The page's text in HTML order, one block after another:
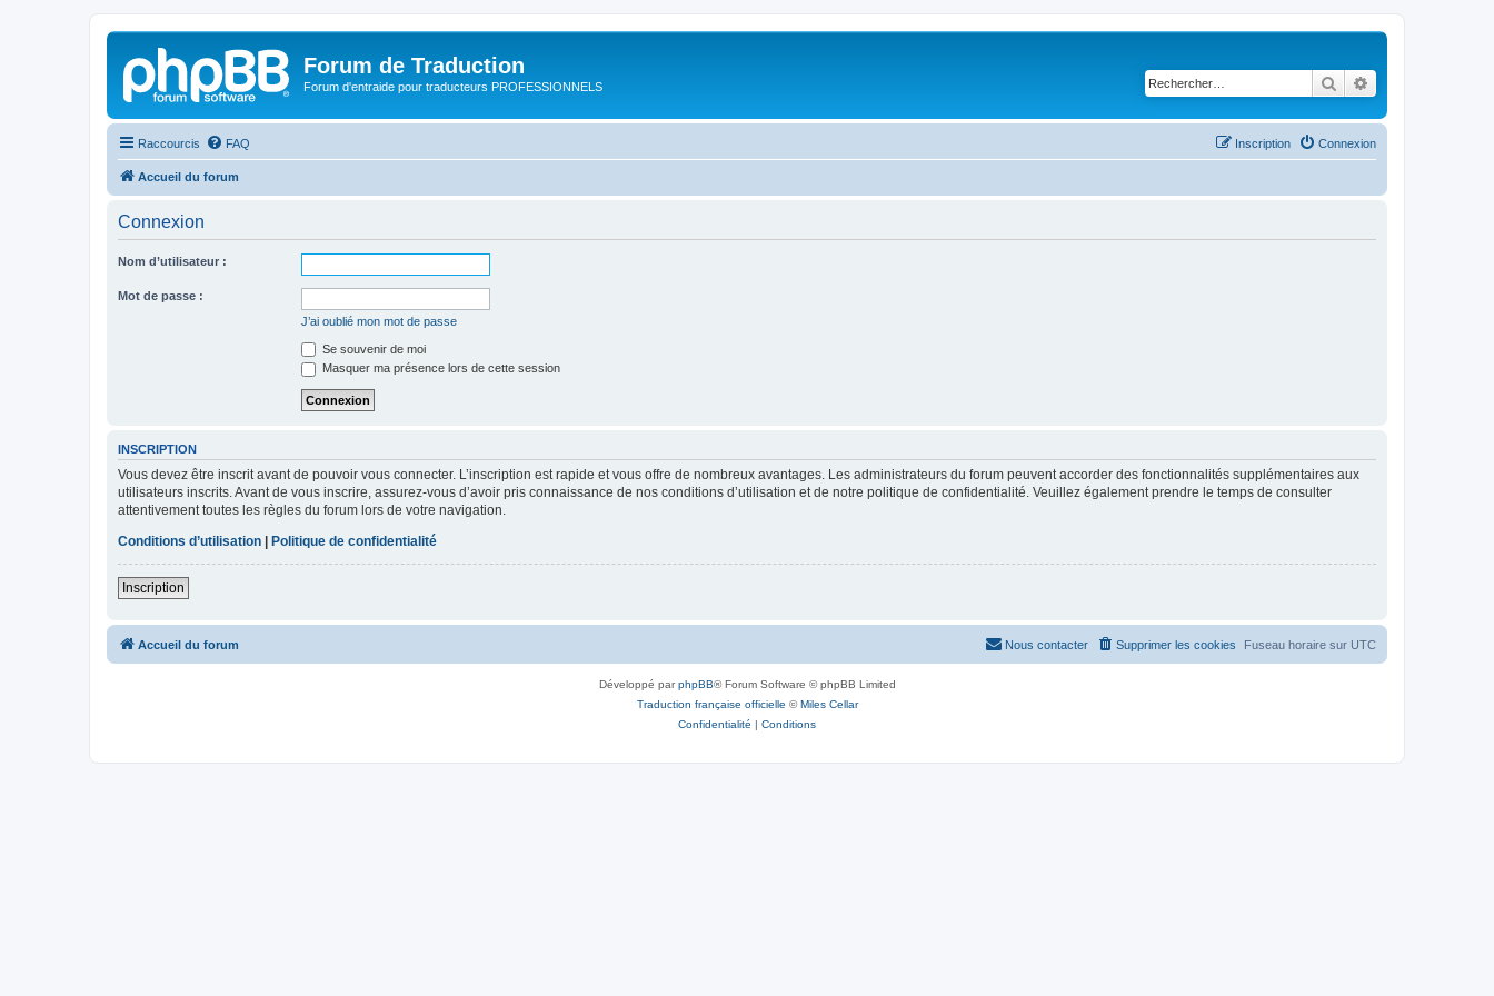
Forum de Traduction
Forum d'entraide pour traducteurs PROFESSIONNELS Rechercher
Raccourcis FAQ Connexion
Inscription
Accueil du forum
Connexion
Nom d’utilisateur :
Mot de passe :
J’ai oublié mon mot de passe
Se souvenir de moi
Masquer ma présence lors de cette session
INSCRIPTION
Vous devez être inscrit avant de pouvoir vous connecter. L’inscription est rapide et vous offre de nombreux avantages. Les administrateurs du forum peuvent accorder des fonctionnalités supplémentaires aux
utilisateurs inscrits. Avant de vous inscrire, assurez-vous d’avoir pris connaissance de nos conditions d’utilisation et de notre politique de confidentialité. Veuillez également prendre le temps de consulter
attentivement toutes les règles du forum lors de votre navigation.
Conditions d’utilisation
Politique de confidentialité
Inscription
Accueil du forum Fuseau horaire sur UTC
Supprimer les cookies
Nous contacter
Développé parphpBB® Forum Software © phpBB Limited
Traduction française officielle ©Miles Cellar
Confidentialité | Conditions